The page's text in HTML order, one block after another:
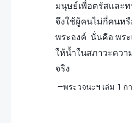
มนุษย์เพื่อตรัสและ
จึงใช้ผู้คนไม่กี่คนห
พระองค์ นั่นคือ พระ
ให้น้ำในสภาวะควา
จริง
—พระวจนะฯ เล่ม 1 ก